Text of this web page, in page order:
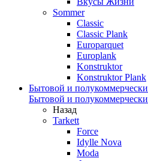
Sommer
Classic
Classic Plank
Europarquet
Europlank
Konstruktor
Konstruktor Plank
Бытовой и
Бытовой и
Назад
Tarkett
Force
Idylle Nova
Moda